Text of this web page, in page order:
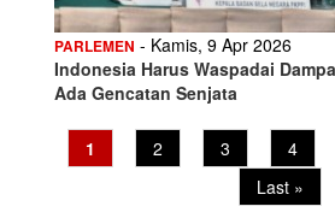
PARLEMEN - Kamis, 9 Apr 2026
Indonesia Harus Waspadai
Ada Gencatan Senjata
Pagination
Current
page
1 Page
2 Page
3 Page
4
Last
page
Last »